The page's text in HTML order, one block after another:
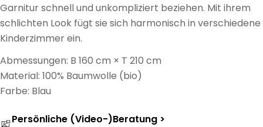
Garnitur schnell und unkompliziert beziehen. Mit ihrem
schlichten Look fügt sie sich harmonisch in verschiedene
Kinderzimmer ein.
Abmessungen: B 160 cm × T 210 cm
Material: 100% Baumwolle (bio)
Farbe: Blau
Persönliche (Video-)Beratung >